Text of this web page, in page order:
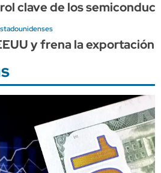
rol clave de los
y frena la